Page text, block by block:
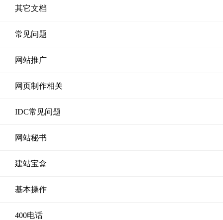
其它文档
常见问题
网站推广
网页制作相关
IDC常见问题
网站秘书
建站宝盒
基本操作
400电话